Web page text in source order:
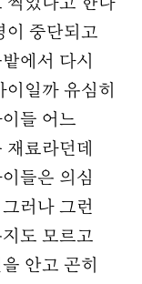
이 중단되고
에서 다시
일까 유심히
들 어느
료라던데
들은 의심
러나 그런
도 모르고
안고 곤히